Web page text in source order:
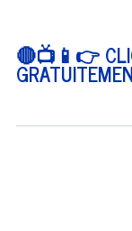
🔴📺📱👉